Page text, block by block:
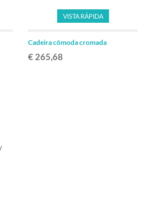
Cadeira cômoda cromada
€ 265,68
VISTA RÁPIDA